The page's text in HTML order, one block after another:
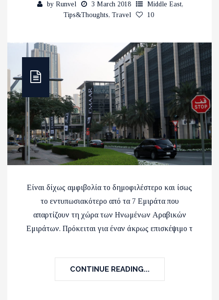
by Runvel 3 March 2018 Middle East,
Tips&Thoughts, Travel 10
Είναι δίχως αμφιβολία το δημοφιλέστερο και ίσως
το εντυπωσιακότερο από τα 7 Εμιράτα που
απαρτίζουν τη χώρα των Ηνωμένων Αραβικών
Εμιράτων. Πρόκειται για έναν άκρως επισκέψιμο τ
CONTINUE READING...